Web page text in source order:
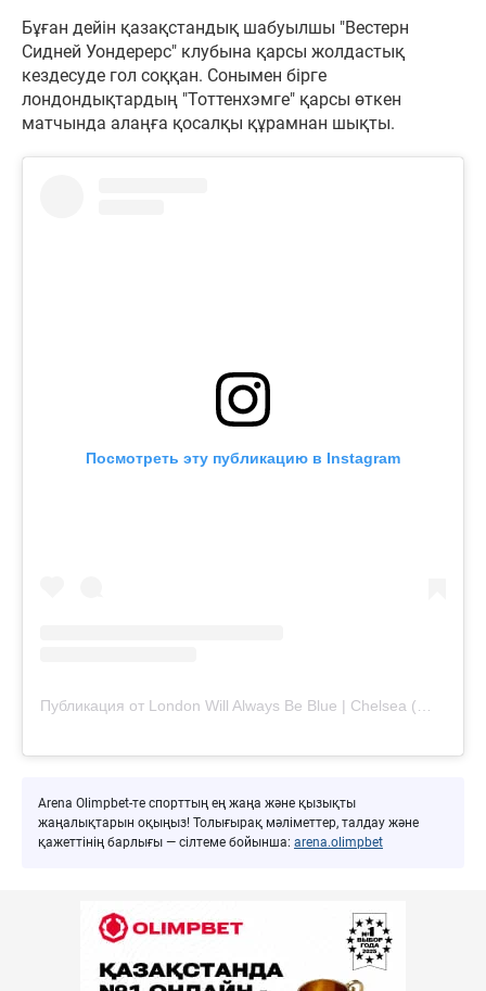
Бұған дейін қазақстандық шабуылшы "Вестерн
Сидней Уондерерс" клубына қарсы жолдастық
кездесуде гол соққан. Сонымен бірге
лондондықтардың "Тоттенхэмге" қарсы өткен
матчында алаңға қосалқы құрамнан шықты.
Посмотреть эту публикацию в Instagram
Arena Olimpbet-те спорттың ең жаңа және қызықты
жаңалықтарын оқыңыз! Толығырақ мәліметтер, талдау және
қажеттінің барлығы — сілтеме бойынша: arena.olimpbet